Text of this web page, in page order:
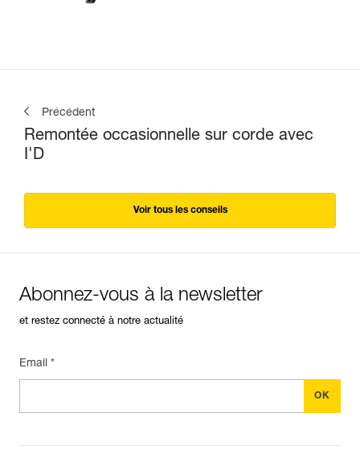
Précédent
Remontée occasionnelle sur corde avec
I'D
Voir tous les conseils
Abonnez-vous à la newsletter
et restez connecté à notre actualité
Email *